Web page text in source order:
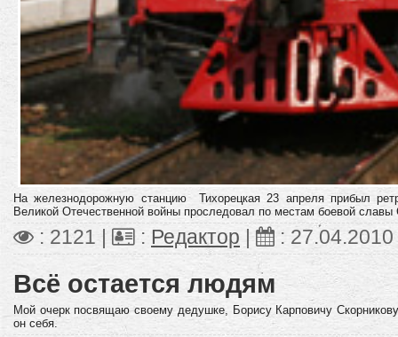
На железнодорожную станцию Тихорецкая 23 апреля прибыл
Великой Отечественной войны проследовал по местам боевой славы
: 2121 | : Редактор : 27.04.2010
Всё остается людям
Мой очерк посвящаю своему дедушке, Борису Карповичу
он себя.